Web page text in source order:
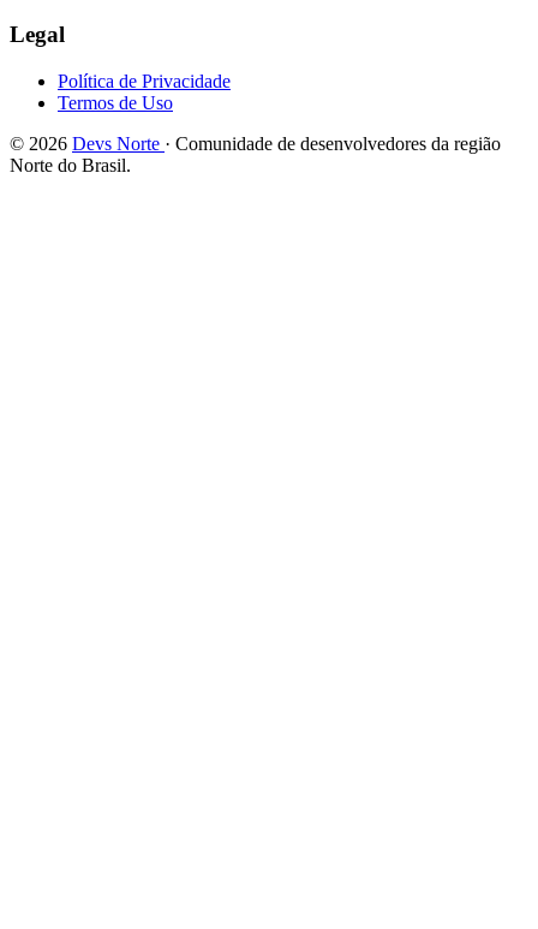
Legal
Política de Privacidade
Termos de Uso
© 2026 Devs Norte · Comunidade de desenvolvedores da região
Norte do Brasil.